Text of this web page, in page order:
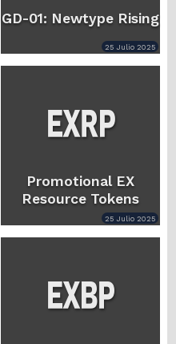
GD-01: Newtype Rising
25 Julio 2025
Promotional EX
Resource Tokens
25 Julio 2025